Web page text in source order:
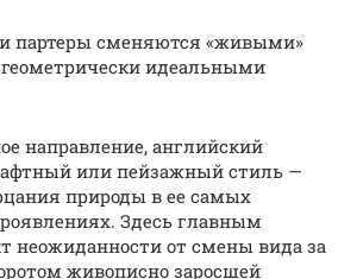
партеры сменяются «живыми»
идеальными
направление, английский
или пейзажный стиль —
природы в ее самых
Здесь главным
неожиданности от смены вида за
живописно заросшей